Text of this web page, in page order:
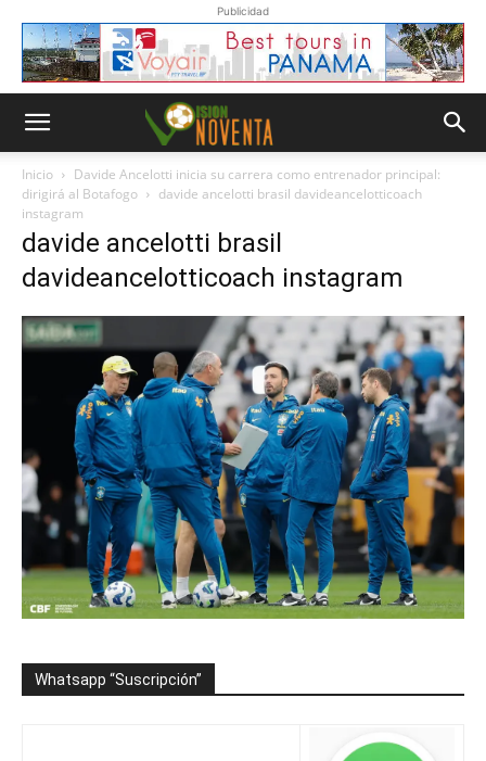
Publicidad
Inicio
Davide Ancelotti inicia su carrera como entrenador principal:
dirigirá al Botafogo
davide ancelotti brasil davideancelotticoach
instagram
davide ancelotti brasil
davideancelotticoach instagram
Whatsapp “Suscripción”